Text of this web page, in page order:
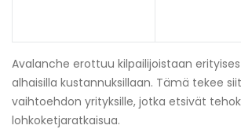
Avalanche erottuu kilpailijoistaan
alhaisilla kustannuksillaan. Tämä tekee
vaihtoehdon yrityksille, jotka etsivät
lohkoketjaratkaisua.